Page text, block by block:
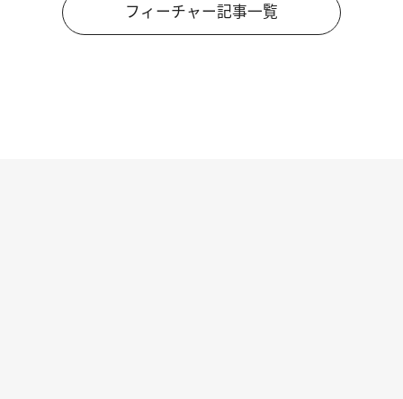
フィーチャー記事一覧